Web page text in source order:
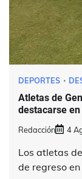
DEPORTES
Atletas de
destacarse
Redacción 4
Los atletas
de regreso